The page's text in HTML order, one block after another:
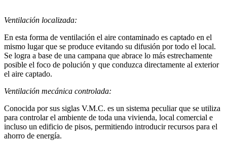
Ventilación localizada:
En esta forma de ventilación el aire contaminado es captado en el
mismo lugar que se produce evitando su difusión por todo el local.
Se logra a base de una campana que abrace lo más estrechamente
posible el foco de polución y que conduzca directamente al exterior
el aire captado.
Ventilación mecánica controlada:
Conocida por sus siglas V.M.C. es un sistema peculiar que se utiliza
para controlar el ambiente de toda una vivienda, local comercial e
incluso un edificio de pisos, permitiendo introducir recursos para el
ahorro de energía.